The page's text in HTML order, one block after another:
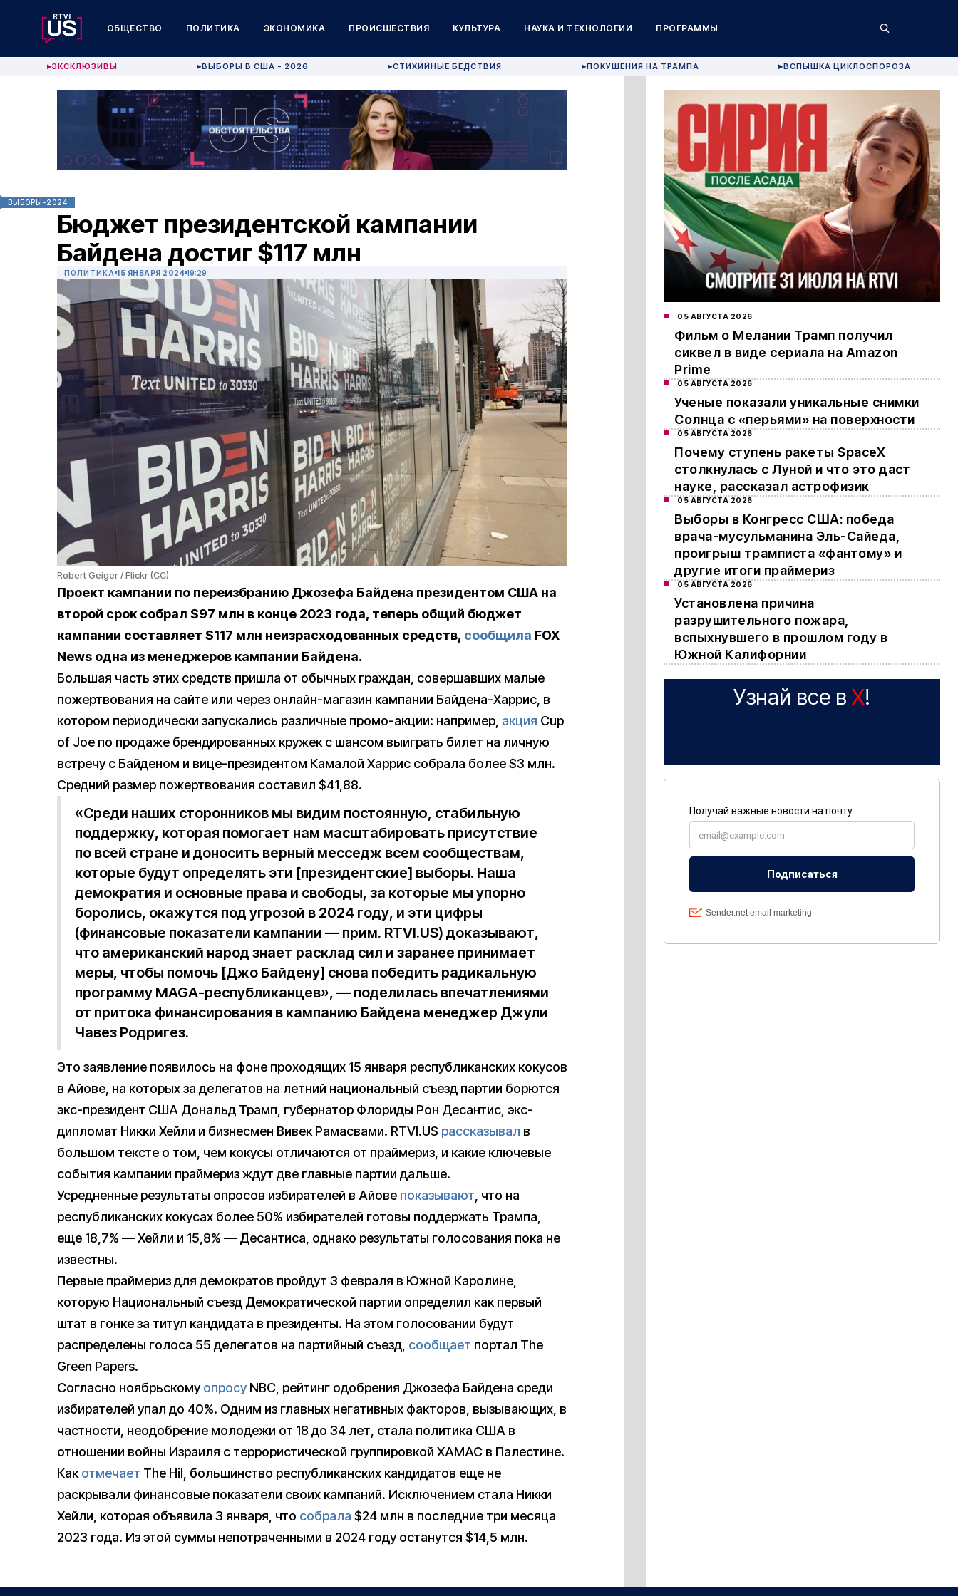
ОБЩЕСТВО ПОЛИТИКА ЭКОНОМИКА ПРОИСШЕСТВИЯ КУЛЬТУРА НАУКА И ТЕХНОЛОГИИ ПРОГРАММЫ
▶ЭКСКЛЮЗИВЫ ▶ВЫБОРЫ В США - 2026 ▶СТИХИЙНЫЕ БЕДСТВИЯ ▶ПОКУШЕНИЯ НА ТРАМПА ▶ВСПЫШКА ЦИКЛОСПОРОЗА
ВЫБОРЫ-2024
Бюджет президентской кампании
Байдена достиг $117 млн
ПОЛИТИКА 15 ЯНВАРЯ 2024 19:29
Robert Geiger / Flickr (CC)
Проект кампании по переизбранию Джозефа Байдена президентом США на
второй срок собрал $97 млн в конце 2023 года, теперь общий бюджет
кампании составляет $117 млн неизрасходованных средств, сообщила FOX
News одна из менеджеров кампании Байдена.
Большая часть этих средств пришла от обычных граждан, совершавших малые
пожертвования на сайте или через онлайн-магазин кампании Байдена-Харрис, в
котором периодически запускались различные промо-акции: например, акция Cup
of Joe по продаже брендированных кружек с шансом выиграть билет на личную
встречу с Байденом и вице-президентом Камалой Харрис собрала более $3 млн.
Средний размер пожертвования составил $41,88.
«Среди наших сторонников мы видим постоянную, стабильную
поддержку, которая помогает нам масштабировать присутствие
по всей стране и доносить верный месседж всем сообществам,
которые будут определять эти [президентские] выборы. Наша
демократия и основные права и свободы, за которые мы упорно
боролись, окажутся под угрозой в 2024 году, и эти цифры
(финансовые показатели кампании — прим. RTVI.US) доказывают,
что американский народ знает расклад сил и заранее принимает
меры, чтобы помочь [Джо Байдену] снова победить радикальную
программу MAGA-республиканцев», — поделилась впечатлениями
от притока финансирования в кампанию Байдена менеджер Джули
Чавез Родригез.
Это заявление появилось на фоне проходящих 15 января республиканских кокусов
в Айове, на которых за делегатов на летний национальный съезд партии борются
экс-президент США Дональд Трамп, губернатор Флориды Рон Десантис, экс-
дипломат Никки Хейли и бизнесмен Вивек Рамасвами. RTVI.US рассказывал в
большом тексте о том, чем кокусы отличаются от праймериз, и какие ключевые
события кампании праймериз ждут две главные партии дальше.
Усредненные результаты опросов избирателей в Айове показывают, что на
республиканских кокусах более 50% избирателей готовы поддержать Трампа,
еще 18,7% — Хейли и 15,8% — Десантиса, однако результаты голосования пока не
известны.
Первые праймериз для демократов пройдут 3 февраля в Южной Каролине,
которую Национальный съезд Демократической партии определил как первый
штат в гонке за титул кандидата в президенты. На этом голосовании будут
распределены голоса 55 делегатов на партийный съезд, сообщает портал The
Green Papers.
Согласно ноябрьскомуопросу NBC, рейтинг одобрения Джозефа Байдена среди
избирателей упал до 40%. Одним из главных негативных факторов, вызывающих, в
частности, неодобрение молодежи от 18 до 34 лет, стала политика США в
отношении войны Израиля с террористической группировкой ХАМАС в Палестине.
Какотмечает The Hil, большинство республиканских кандидатов еще не
раскрывали финансовые показатели своих кампаний. Исключением стала Никки
Хейли, которая объявила 3 января, что собрала $24 млн в последние три месяца
2023 года. Из этой суммы непотраченными в 2024 году останутся $14,5 млн.
05 АВГУСТА 2026
Фильм о Мелании Трамп получил
сиквел в виде сериала на Amazon
Prime
05 АВГУСТА 2026
Ученые показали уникальные снимки
Солнца с «перьями» на поверхности
05 АВГУСТА 2026
Почему ступень ракеты SpaceX
столкнулась с Луной и что это даст
науке, рассказал астрофизик
05 АВГУСТА 2026
Выборы в Конгресс США: победа
врача-мусульманина Эль-Сайеда,
проигрыш трамписта «фантому» и
другие итоги праймериз
05 АВГУСТА 2026
Установлена причина
разрушительного пожара,
вспыхнувшего в прошлом году в
Южной Калифорнии
Узнай все в X!